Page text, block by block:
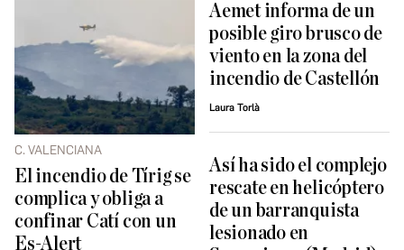
C. VALENCIANA
El incendio de Tírig se
complica y obliga a
confinar Catí con un
Es-Alert
Aemet informa de un
posible giro brusco de
viento en la zona del
incendio de Castellón
Laura Torlà
Así ha sido el complejo
rescate en helicóptero
de un barranquista
lesionado en